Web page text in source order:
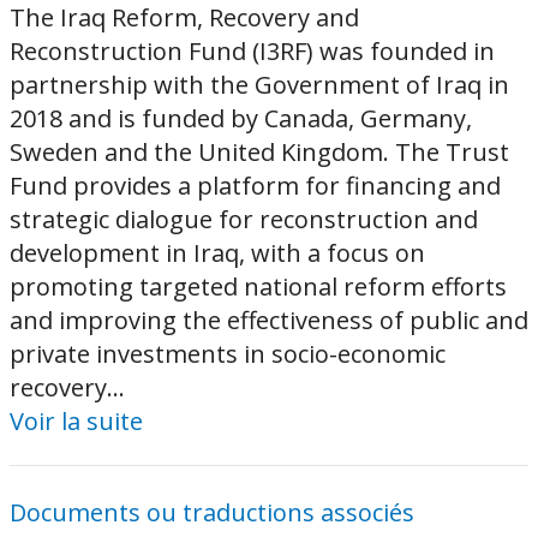
The Iraq Reform, Recovery and
Reconstruction Fund (I3RF) was founded in
partnership with the Government of Iraq in
2018 and is funded by Canada, Germany,
Sweden and the United Kingdom. The Trust
Fund provides a platform for financing and
strategic dialogue for reconstruction and
development in Iraq, with a focus on
promoting targeted national reform efforts
and improving the effectiveness of public and
private investments in socio-economic
recovery...
Voir la suite
Documents ou traductions associés